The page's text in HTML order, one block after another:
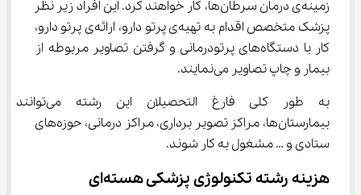
زمینه‌ی درمان سرطان‌ها، کار خواهند کرد. این افراد زیر نظر
پزشک متخصص اقدام به تهیه‌ی پرتو دارو، ارائه‌ی پرتو دارو،
کار با دستگاه‌های پرتودرمانی و گرفتن تصاویر مربوطه از
بیمار و چاپ تصاویر می‌نمایند.
به طور کلی فارغ التحصیلان این
بیمارستان‌ها، مراکز تصویر برداری، مراکز درمانی، حوزه‌‌های
ستادی و … مشغول به کار شوند.
هزینه رشته تکنولوژی پزشکی هسته‌ای